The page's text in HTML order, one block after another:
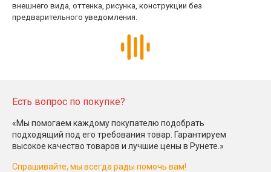
внешнего вида, оттенка, рисунка, конструкции без
предварительного уведомления.
Есть вопрос по покупке?
«Мы помогаем каждому покупателю подобрать
подходящий под его требования товар. Гарантируем
высокое качество товаров и лучшие цены в Рунете.»
Спрашивайте, мы всегда рады помочь вам!